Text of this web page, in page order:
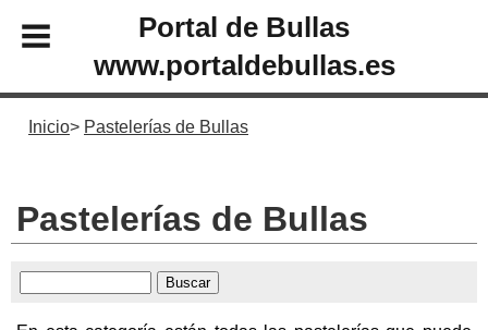
Portal de Bullas
www.portaldebullas.es
Inicio Pastelerías de Bullas
Pastelerías de Bullas